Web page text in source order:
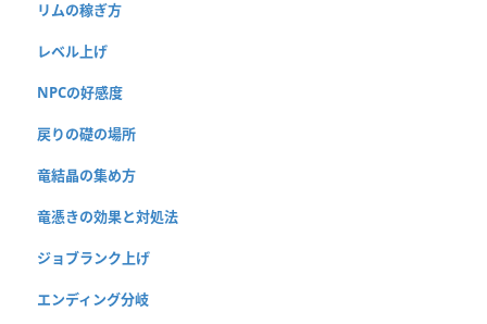
リムの稼ぎ方
レベル上げ
NPCの好感度
戻りの礎の場所
竜結晶の集め方
竜憑きの効果と対処法
ジョブランク上げ
エンディング分岐